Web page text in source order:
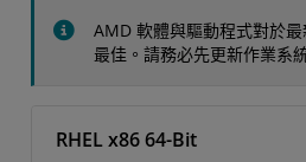
AMD 軟體與驅動程式對於
最佳。請務必先更新作業系
RHEL x86 64-Bit